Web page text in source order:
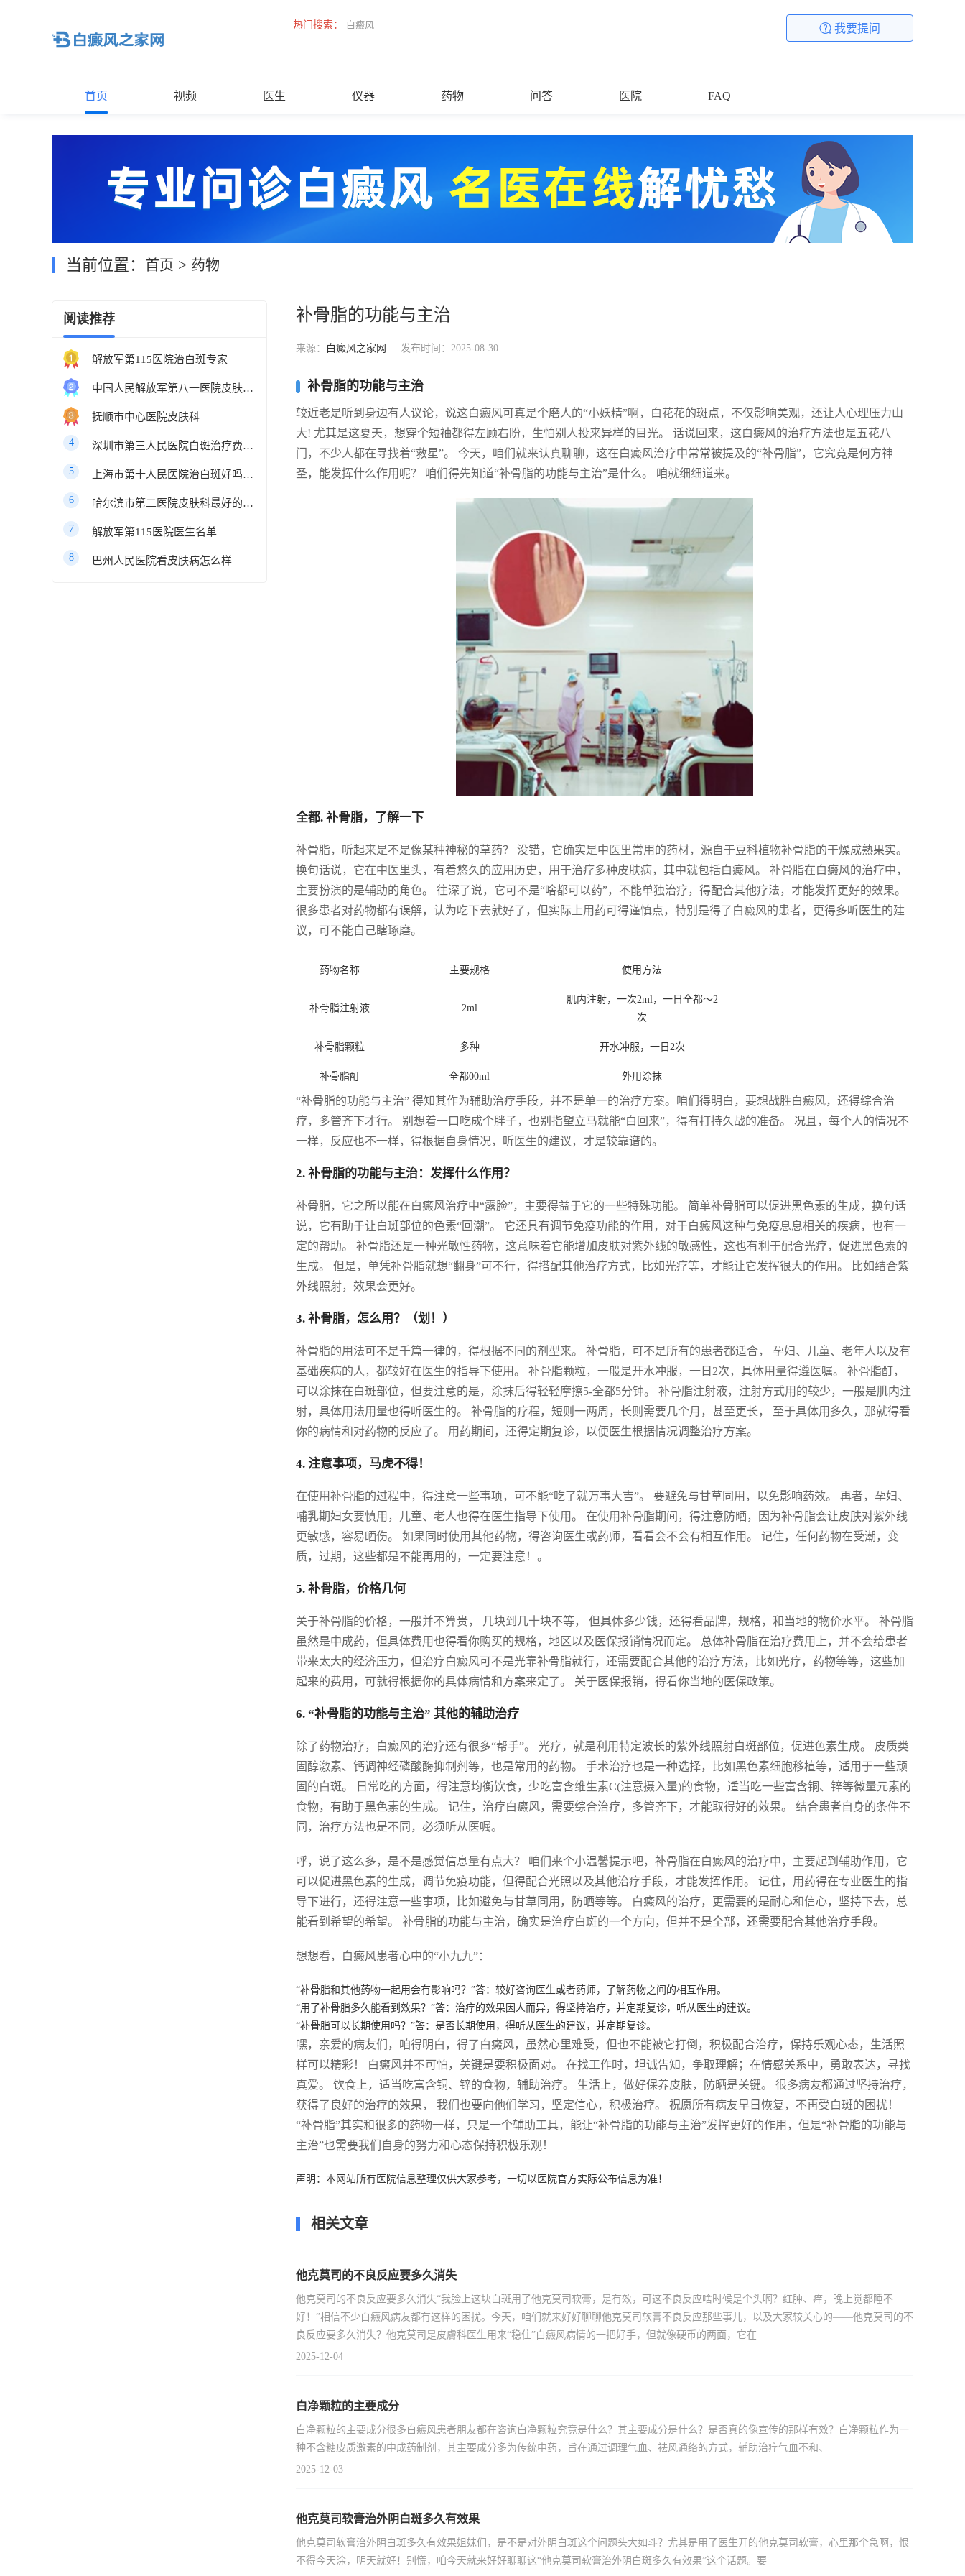
热门搜索： 白癜风 我要提问
首页 视频 医生 仪器 药物 问答 医院 FAQ
当前位置： 首页 > 药物
阅读推荐
解放军第115医院治白斑专家
中国人民解放军第八一医院皮肤科最好的医生
抚顺市中心医院皮肤科
4 深圳市第三人民医院白斑治疗费用多少
5 上海市第十人民医院治白斑好吗知乎
6 哈尔滨市第二医院皮肤科最好的医生
7 解放军第115医院医生名单
8 巴州人民医院看皮肤病怎么样
补骨脂的功能与主治
来源： 白癜风之家网 发布时间：2025-08-30
补骨脂的功能与主治
较近老是听到身边有人议论，说这白癜风可真是个磨人的“小妖精”啊，白花花的斑点，不仅影响美观，还让人心理压力山
大! 尤其是这夏天，想穿个短袖都得左顾右盼，生怕别人投来异样的目光。 话说回来，这白癜风的治疗方法也是五花八
门，不少人都在寻找着“救星”。 今天，咱们就来认真聊聊，这在白癜风治疗中常常被提及的“补骨脂”，它究竟是何方神
圣，能发挥什么作用呢？ 咱们得先知道“补骨脂的功能与主治”是什么。 咱就细细道来。
全都. 补骨脂，了解一下
补骨脂，听起来是不是像某种神秘的草药？ 没错，它确实是中医里常用的药材，源自于豆科植物补骨脂的干燥成熟果实。
换句话说，它在中医里头，有着悠久的应用历史，用于治疗多种皮肤病，其中就包括白癜风。 补骨脂在白癜风的治疗中，
主要扮演的是辅助的角色。 往深了说，它可不是“啥都可以药”，不能单独治疗，得配合其他疗法，才能发挥更好的效果。
很多患者对药物都有误解，认为吃下去就好了，但实际上用药可得谨慎点，特别是得了白癜风的患者，更得多听医生的建
议，可不能自己瞎琢磨。
药物名称 主要规格 使用方法
补骨脂注射液 2ml
肌内注射，一次2ml，一日全都～2
次
补骨脂颗粒 多种 开水冲服，一日2次
补骨脂酊 全都00ml 外用涂抹
“补骨脂的功能与主治” 得知其作为辅助治疗手段，并不是单一的治疗方案。咱们得明白，要想战胜白癜风，还得综合治
疗，多管齐下才行。 别想着一口吃成个胖子，也别指望立马就能“白回来”，得有打持久战的准备。 况且，每个人的情况不
一样，反应也不一样，得根据自身情况，听医生的建议，才是较靠谱的。
2. 补骨脂的功能与主治：发挥什么作用？
补骨脂，它之所以能在白癜风治疗中“露脸”，主要得益于它的一些特殊功能。 简单补骨脂可以促进黑色素的生成，换句话
说，它有助于让白斑部位的色素“回潮”。 它还具有调节免疫功能的作用，对于白癜风这种与免疫息息相关的疾病，也有一
定的帮助。 补骨脂还是一种光敏性药物，这意味着它能增加皮肤对紫外线的敏感性，这也有利于配合光疗，促进黑色素的
生成。 但是，单凭补骨脂就想“翻身”可不行，得搭配其他治疗方式，比如光疗等，才能让它发挥很大的作用。 比如结合紫
外线照射，效果会更好。
3. 补骨脂，怎么用？（划！）
补骨脂的用法可不是千篇一律的，得根据不同的剂型来。 补骨脂，可不是所有的患者都适合， 孕妇、儿童、老年人以及有
基础疾病的人，都较好在医生的指导下使用。 补骨脂颗粒，一般是开水冲服，一日2次，具体用量得遵医嘱。 补骨脂酊，
可以涂抹在白斑部位，但要注意的是，涂抹后得轻轻摩擦5-全都5分钟。 补骨脂注射液，注射方式用的较少，一般是肌内注
射，具体用法用量也得听医生的。 补骨脂的疗程，短则一两周，长则需要几个月，甚至更长， 至于具体用多久，那就得看
你的病情和对药物的反应了。 用药期间，还得定期复诊，以便医生根据情况调整治疗方案。
4. 注意事项，马虎不得！
在使用补骨脂的过程中，得注意一些事项，可不能“吃了就万事大吉”。 要避免与甘草同用，以免影响药效。 再者，孕妇、
哺乳期妇女要慎用，儿童、老人也得在医生指导下使用。 在使用补骨脂期间，得注意防晒，因为补骨脂会让皮肤对紫外线
更敏感，容易晒伤。 如果同时使用其他药物，得咨询医生或药师，看看会不会有相互作用。 记住，任何药物在受潮，变
质，过期，这些都是不能再用的，一定要注意！。
5. 补骨脂，价格几何
关于补骨脂的价格，一般并不算贵， 几块到几十块不等， 但具体多少钱，还得看品牌，规格，和当地的物价水平。 补骨脂
虽然是中成药，但具体费用也得看你购买的规格，地区以及医保报销情况而定。 总体补骨脂在治疗费用上，并不会给患者
带来太大的经济压力，但治疗白癜风可不是光靠补骨脂就行，还需要配合其他的治疗方法，比如光疗，药物等等，这些加
起来的费用，可就得根据你的具体病情和方案来定了。 关于医保报销，得看你当地的医保政策。
6. “补骨脂的功能与主治” 其他的辅助治疗
除了药物治疗，白癜风的治疗还有很多“帮手”。 光疗，就是利用特定波长的紫外线照射白斑部位，促进色素生成。 皮质类
固醇激素、钙调神经磷酸酶抑制剂等，也是常用的药物。 手术治疗也是一种选择，比如黑色素细胞移植等，适用于一些顽
固的白斑。 日常吃的方面，得注意均衡饮食，少吃富含维生素C(注意摄入量)的食物，适当吃一些富含铜、锌等微量元素的
食物，有助于黑色素的生成。 记住，治疗白癜风，需要综合治疗，多管齐下，才能取得好的效果。 结合患者自身的条件不
同，治疗方法也是不同，必须听从医嘱。
呼，说了这么多，是不是感觉信息量有点大？ 咱们来个小温馨提示吧，补骨脂在白癜风的治疗中，主要起到辅助作用，它
可以促进黑色素的生成，调节免疫功能，但得配合光照以及其他治疗手段，才能发挥作用。 记住，用药得在专业医生的指
导下进行，还得注意一些事项，比如避免与甘草同用，防晒等等。 白癜风的治疗，更需要的是耐心和信心，坚持下去，总
能看到希望的希望。 补骨脂的功能与主治，确实是治疗白斑的一个方向，但并不是全部，还需要配合其他治疗手段。
想想看，白癜风患者心中的“小九九”：
“补骨脂和其他药物一起用会有影响吗？”答：较好咨询医生或者药师，了解药物之间的相互作用。
“用了补骨脂多久能看到效果？”答：治疗的效果因人而异，得坚持治疗，并定期复诊，听从医生的建议。
“补骨脂可以长期使用吗？”答：是否长期使用，得听从医生的建议，并定期复诊。
嘿，亲爱的病友们，咱得明白，得了白癜风，虽然心里难受，但也不能被它打倒，积极配合治疗，保持乐观心态，生活照
样可以精彩！ 白癜风并不可怕，关键是要积极面对。 在找工作时，坦诚告知，争取理解；在情感关系中，勇敢表达，寻找
真爱。 饮食上，适当吃富含铜、锌的食物，辅助治疗。 生活上，做好保养皮肤，防晒是关键。 很多病友都通过坚持治疗，
获得了良好的治疗的效果， 我们也要向他们学习，坚定信心，积极治疗。 祝愿所有病友早日恢复，不再受白斑的困扰！
“补骨脂”其实和很多的药物一样，只是一个辅助工具，能让“补骨脂的功能与主治”发挥更好的作用，但是“补骨脂的功能与
主治”也需要我们自身的努力和心态保持积极乐观！
声明：本网站所有医院信息整理仅供大家参考，一切以医院官方实际公布信息为准！
相关文章
他克莫司的不良反应要多久消失
他克莫司的不良反应要多久消失“我脸上这块白斑用了他克莫司软膏，是有效，可这不良反应啥时候是个头啊？红肿、痒，晚上觉都睡不
好！”相信不少白癜风病友都有这样的困扰。今天，咱们就来好好聊聊他克莫司软膏不良反应那些事儿，以及大家较关心的——他克莫司的不
良反应要多久消失？他克莫司是皮膚科医生用来“稳住”白癜风病情的一把好手，但就像硬币的两面，它在
2025-12-04
白净颗粒的主要成分
白净颗粒的主要成分很多白癜风患者朋友都在咨询白净颗粒究竟是什么？其主要成分是什么？是否真的像宣传的那样有效？白净颗粒作为一
种不含糖皮质激素的中成药制剂，其主要成分多为传统中药，旨在通过调理气血、祛风通络的方式，辅助治疗气血不和、
2025-12-03
他克莫司软膏治外阴白斑多久有效果
他克莫司软膏治外阴白斑多久有效果姐妹们，是不是对外阴白斑这个问题头大如斗？尤其是用了医生开的他克莫司软膏，心里那个急啊，恨
不得今天涂，明天就好！别慌，咱今天就来好好聊聊这“他克莫司软膏治外阴白斑多久有效果”这个话题。要